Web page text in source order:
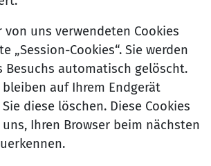
von uns verwendeten Cookies
„Session-Cookies“. Sie werden
Besuchs automatisch gelöscht.
bleiben auf Ihrem Endgerät
diese löschen. Diese Cookies
Ihren Browser beim nächsten